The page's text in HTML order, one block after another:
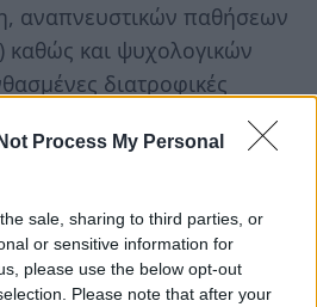
Process My Personal
sale, sharing to third parties, or
or sensitive information for
please use the below opt-out
Please note that after your
αναπνευστικών παθήσεων
καθώς και ψυχολογικών
διατροφικές
σωματική άσκηση
αίτια εμφάνισής της